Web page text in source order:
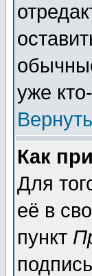
уже
Как
Для
её в
пункт